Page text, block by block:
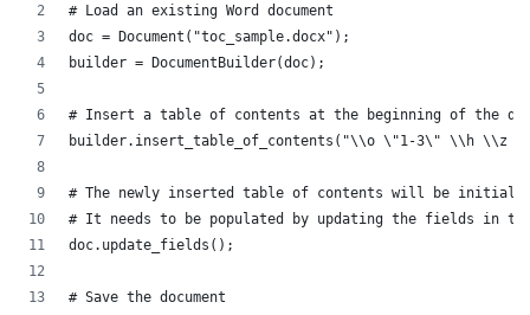
# Load an existing Word document
doc = Document("toc_sample.docx");
builder = DocumentBuilder(doc);
# Insert a table of contents at the beginning of the
builder.insert_table_of_contents("\\o \"1-3\" \\h \\z
# The newly inserted table of contents will be initially
# It needs to be populated by updating the fields in the
doc.update_fields();
# Save the document